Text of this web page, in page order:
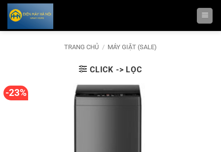
Bỏ
qua
nội
TRANG CHỦ / MÁY GIẶT (SALE)
CLICK -> LỌC
-23%